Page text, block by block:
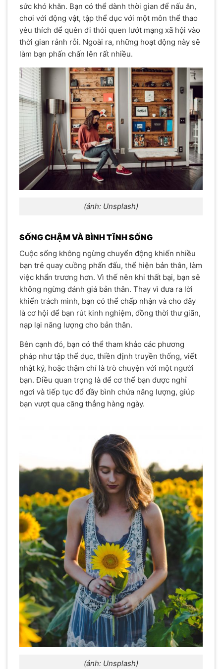
sức khó khăn. Bạn có thể dành thời gian để nấu ăn,
chơi với động vật, tập thể dục với một môn thể thao
yêu thích để quên đi thói quen lướt mạng xã hội vào
thời gian rảnh rỗi. Ngoài ra, những hoạt động này sẽ
làm bạn phấn chấn lên rất nhiều.
(ảnh: Unsplash)
SỐNG CHẬM VÀ BÌNH TĨNH SỐNG
Cuộc sống không ngừng chuyển động khiến nhiều
bạn trẻ quay cuồng phấn đấu, thể hiện bản thân, làm
việc khẩn trương hơn. Vì thế nên khi thất bại, bạn sẽ
không ngừng đánh giá bản thân. Thay vì đưa ra lời
khiển trách mình, bạn có thể chấp nhận và cho đây
là cơ hội để bạn rút kinh nghiệm, đồng thời thư giãn,
nạp lại năng lượng cho bản thân.
Bên cạnh đó, bạn có thể tham khảo các phương
pháp như tập thể dục, thiền định truyền thống, viết
nhật ký, hoặc thậm chí là trò chuyện với một người
bạn. Điều quan trọng là để cơ thể bạn được nghỉ
ngơi và tiếp tục đổ đầy bình chứa năng lượng, giúp
bạn vượt qua căng thẳng hàng ngày.
(ảnh: Unsplash)